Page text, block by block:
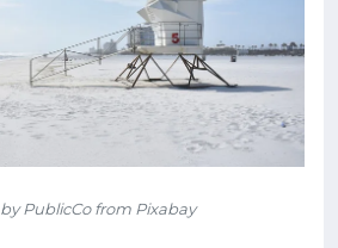
PublicCo from Pixabay